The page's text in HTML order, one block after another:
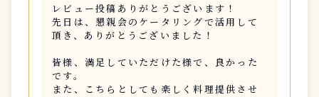
レビュー投稿ありがとうございます！
先日は、懇親会のケータリングで活用して
頂き、ありがとうございました！
皆様、満足していただけた様で、良かった
です。
また、こちらとしても楽しく料理提供させ